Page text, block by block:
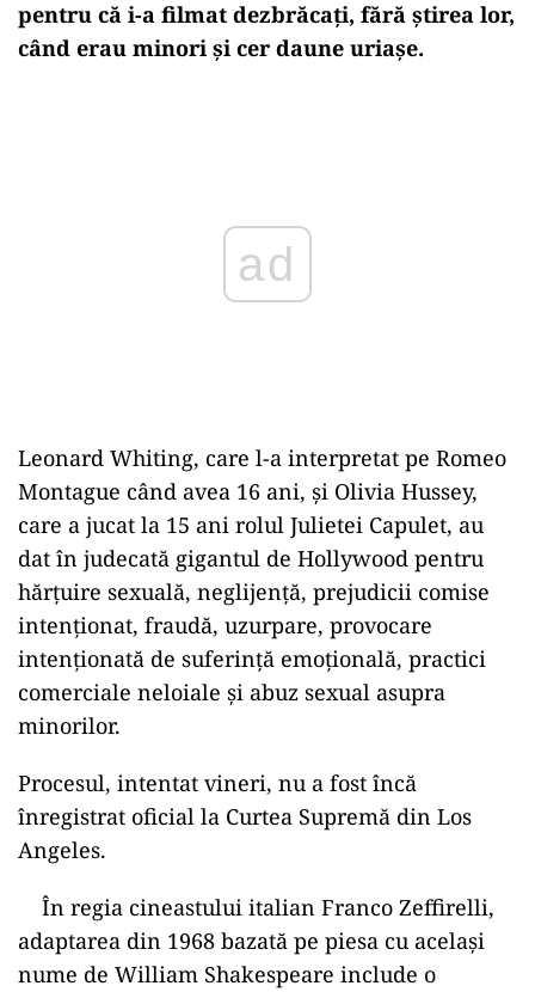
pentru că i-a filmat dezbrăcaţi, fără ştirea lor,
când erau minori și cer daune uriașe.
Leonard Whiting, care l-a interpretat pe Romeo
Montague când avea 16 ani, şi Olivia Hussey,
care a jucat la 15 ani rolul Julietei Capulet, au
dat în judecată gigantul de Hollywood pentru
hărţuire sexuală, neglijenţă, prejudicii comise
intenţionat, fraudă, uzurpare, provocare
intenţionată de suferinţă emoţională, practici
comerciale neloiale şi abuz sexual asupra
minorilor.
Procesul, intentat vineri, nu a fost încă
înregistrat oficial la Curtea Supremă din Los
Angeles.
În regia cineastului italian Franco Zeffirelli,
adaptarea din 1968 bazată pe piesa cu acelaşi
nume de William Shakespeare include o